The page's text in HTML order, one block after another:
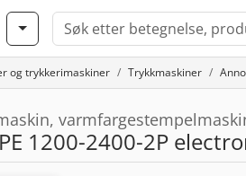
og trykkerimaskiner Trykkmaskiner
PE 1200-2400-2P